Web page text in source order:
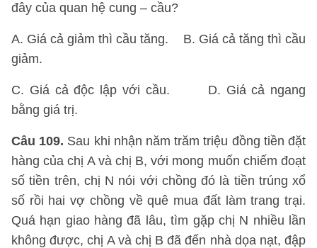
đây của quan hệ cung – cầu?
A. Giá cả giảm thì cầu tăng. B. Giá cả tăng thì cầu
giảm.
C. Giá cả độc lập với cầu. D. Giá cả ngang
bằng giá trị.
Câu 109. Sau khi nhận năm trăm triệu đồng tiền đặt
hàng của chị A và chị B, với mong muốn chiếm đoạt
số tiền trên, chị N nói với chồng đó là tiền trúng xổ
số rồi hai vợ chồng về quê mua đất làm trang trại.
Quá hạn giao hàng đã lâu, tìm gặp chị N nhiều lần
không được, chị A và chị B đã đến nhà dọa nạt, đập